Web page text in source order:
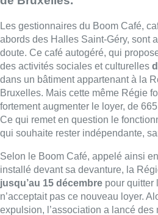
installé devant sa devanture, la
pour quitter
n’acceptait pas ce nouveau loyer.
expulsion, l’association a lancé
autorités communales, proposé
pétition(avec plus de 780 signatures
lignes) et demandé à celles et ceux
relayer cet appel sur les réseaux
nouveaux bénévoles pour faire
également été lancé.
La Régie foncière se dit sensible
Café, mais rappelle qu’elle a un
l’équilibre. Une réduction de loyer
Désormais, le conflit se gère entre
accord n’est trouvé, le café risque